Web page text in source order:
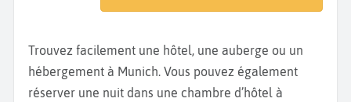
Trouvez facilement une hôtel, une auberge ou un
hébergement à Munich. Vous pouvez également
réserver une nuit dans une chambre d’hôtel à